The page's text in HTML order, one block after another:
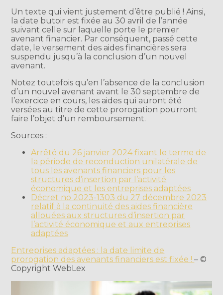
Un texte qui vient justement d’être publié ! Ainsi,
la date butoir est fixée au 30 avril de l’année
suivant celle sur laquelle porte le premier
avenant financier. Par conséquent, passé cette
date, le versement des aides financières sera
suspendu jusqu’à la conclusion d’un nouvel
avenant.
Notez toutefois qu’en l’absence de la conclusion
d’un nouvel avenant avant le 30 septembre de
l’exercice en cours, les aides qui auront été
versées au titre de cette prorogation pourront
faire l’objet d’un remboursement.
Sources :
Arrêté du 26 janvier 2024 fixant le terme de
la période de reconduction unilatérale de
tous les avenants financiers pour les
structures d’insertion par l’activité
économique et les entreprises adaptées
Décret no 2023-1303 du 27 décembre 2023
relatif à la continuité des aides financière
allouées aux structures d’insertion par
l’activité économique et aux entreprises
adaptées
Entreprises adaptées : la date limite de
prorogation des avenants financiers est fixée !– ©
Copyright WebLex